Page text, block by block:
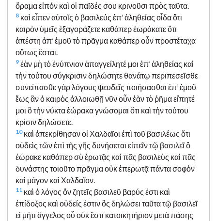
ὅραμα εἰπόν καὶ οἱ παῖδές σου κρινοῦσι πρὸς ταῦτα.
8 καὶ εἶπεν αὐτοῖς ὁ βασιλεύς ἐπ’ ἀληθείας οἶδα ὅτι
καιρὸν ὑμεῖς ἐξαγοράζετε καθάπερ ἑωράκατε ὅτι
ἀπέστη ἀπ’ ἐμοῦ τὸ πρᾶγμα καθάπερ οὖν προστέταχα
οὕτως ἔσται.
9 ἐὰν μὴ τὸ ἐνύπνιον ἀπαγγείλητέ μοι ἐπ’ ἀληθείας καὶ
τὴν τούτου σύγκρισιν δηλώσητε θανάτῳ περιπεσεῖσθε
συνείπασθε γὰρ λόγους ψευδεῖς ποιήσασθαι ἐπ’ ἐμοῦ
ἕως ἂν ὁ καιρὸς ἀλλοιωθῇ νῦν οὖν ἐὰν τὸ ῥῆμα εἴπητέ
μοι ὃ τὴν νύκτα ἑώρακα γνώσομαι ὅτι καὶ τὴν τούτου
κρίσιν δηλώσετε.
10καὶ ἀπεκρίθησαν οἱ Χαλδαῖοι ἐπὶ τοῦ βασιλέως ὅτι
οὐδεὶς τῶν ἐπὶ τῆς γῆς δυνήσεται εἰπεῖν τῷ βασιλεῖ ὃ
ἑώρακε καθάπερ σὺ ἐρωτᾷς καὶ πᾶς βασιλεὺς καὶ πᾶς
δυνάστης τοιοῦτο πρᾶγμα οὐκ ἐπερωτᾷ πάντα σοφὸν
καὶ μάγον καὶ Χαλδαῖον.
11 καὶ ὁ λόγος ὃν ζητεῖς βασιλεῦ βαρύς ἐστι καὶ
ἐπίδοξος καὶ οὐδείς ἐστιν ὃς δηλώσει ταῦτα τῷ βασιλεῖ
εἰ μήτι ἄγγελος οὗ οὐκ ἔστι κατοικητήριον μετὰ πάσης